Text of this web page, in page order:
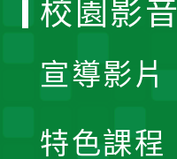
校園影音
宣導影片
特色課程